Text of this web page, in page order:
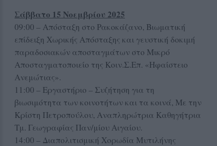
Σάββατο 15 Νοεμβρίου 2025
09:00 – Απόσταξη στο Ρακοκάζανο, Βιωματική
επίδειξη Χωρικής Απόσταξης και γευστική δοκιμή
παραδοσιακών αποσταγμάτων στο Μικρό
Αποσταγματοποιείο της Κοιν.Σ.Επ. «Ηφαίστειο
Ανεμώτιας».
11:00 – Εργαστήριο – Συζήτηση για τη
βιωσιμότητα των κοινοτήτων και τα κοινά, Με την
Κρίστη Πετροπούλου, Αναπληρώτρια Καθηγήτρια
Τμ. Γεωγραφίας Παν/μίου Αιγαίου.
14:00 – Διαπολιτισμική Χορωδία Μυτιλήνης